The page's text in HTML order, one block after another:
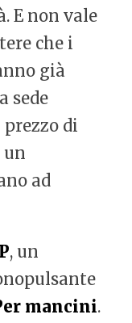
E non vale
che i
già
sede
prezzo di
un
ad
, un
mancini.